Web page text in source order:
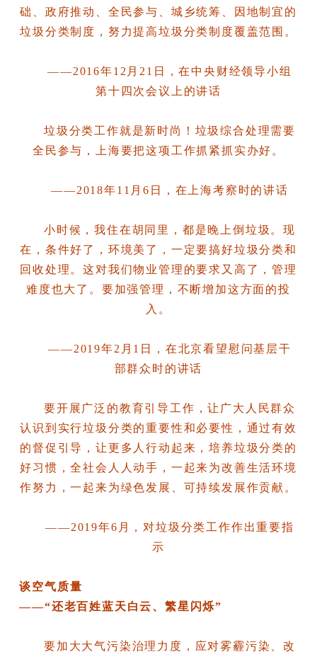
础、政府推动、全民参与、城乡统筹、因地制宜的
垃圾分类制度，努力提高垃圾分类制度覆盖范围。
——2016年12月21日，在中央财经领导小组
第十四次会议上的讲话
垃圾分类工作就是新时尚！垃圾综合处理需要
全民参与，上海要把这项工作抓紧抓实办好。
——2018年11月6日，在上海考察时的讲话
小时候，我住在胡同里，都是晚上倒垃圾。现
在，条件好了，环境美了，一定要搞好垃圾分类和
回收处理。这对我们物业管理的要求又高了，管理
难度也大了。要加强管理，不断增加这方面的投
入。
——2019年2月1日，在北京看望慰问基层干
部群众时的讲话
要开展广泛的教育引导工作，让广大人民群众
认识到实行垃圾分类的重要性和必要性，通过有效
的督促引导，让更多人行动起来，培养垃圾分类的
好习惯，全社会人人动手，一起来为改善生活环境
作努力，一起来为绿色发展、可持续发展作贡献。
——2019年6月，对垃圾分类工作作出重要指
示
谈空气质量
——“还老百姓蓝天白云、繁星闪烁”
要加大大气污染治理力度，应对雾霾污染、改